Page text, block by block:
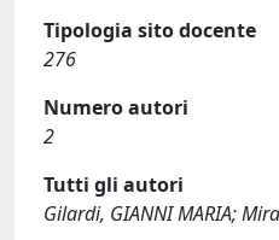
Tipologia sito docente
276
Numero autori
2
Tutti gli autori
Gilardi, GIANNI MARIA;